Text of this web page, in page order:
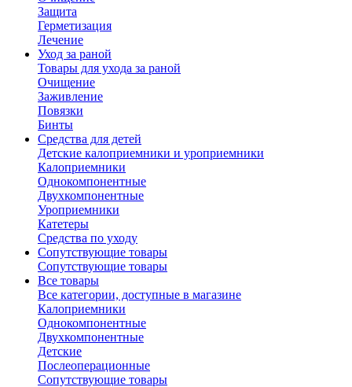
Защита
Герметизация
Лечение
Уход за раной
Товары для ухода за раной
Очищение
Заживление
Повязки
Бинты
Средства для детей
Детские калоприемники и уроприемники
Калоприемники
Однокомпонентные
Двухкомпонентные
Уроприемники
Катетеры
Средства по уходу
Сопутствующие товары
Сопутствующие товары
Все товары
Все категории, доступные в магазине
Калоприемники
Однокомпонентные
Двухкомпонентные
Детские
Послеоперационные
Сопутствующие товары